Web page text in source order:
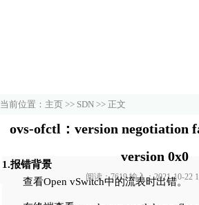
当前位置： 主页 >> SDN >> 正文
ovs-ofctl：version negotiation
version 0x0
阅读：7619 输入：2021-10-22
1.报错背景
查看Open vSwitch中的流表时出错。